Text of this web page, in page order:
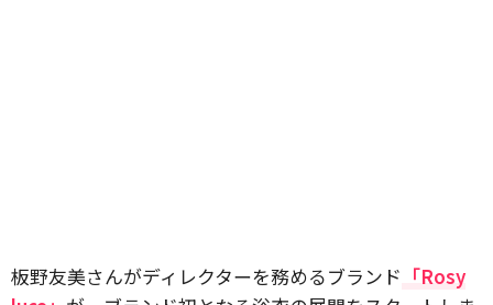
板野友美さんがディレクターを務めるブランド 「Rosy